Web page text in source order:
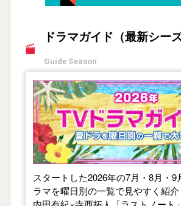
ドラマガイド（最新シーズ
Guide Season
【2026年夏】TVドラマガイド
スタートした2026年の7月・8月・9
ラマを曜日別の一覧で見やすく紹介